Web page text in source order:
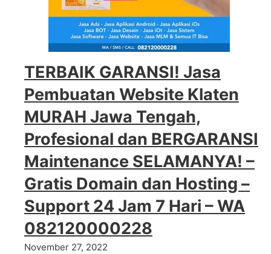
TERBAIK GARANSI! Jasa
Pembuatan Website Klaten
MURAH Jawa Tengah,
Profesional dan BERGARANSI
Maintenance SELAMANYA! –
Gratis Domain dan Hosting –
Support 24 Jam 7 Hari – WA
082120000228
November 27, 2022